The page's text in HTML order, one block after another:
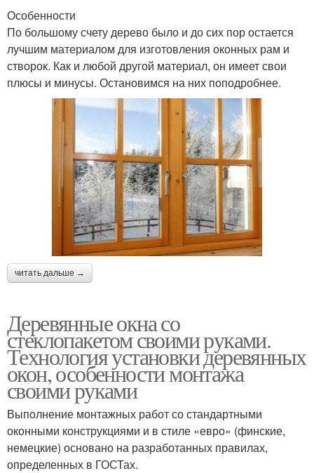
Особенности
По большому счету дерево было и до сих пор остается
лучшим материалом для изготовления оконных рам и
створок. Как и любой другой материал, он имеет свои
плюсы и минусы. Остановимся на них поподробнее.
читать дальше →
Деревянные окна со
стеклопакетом своими руками.
Технология установки деревянных
окон, особенности монтажа
своими руками
Выполнение монтажных работ со стандартными
оконными конструкциями и в стиле «евро» (финские,
немецкие) основано на разработанных правилах,
определенных в ГОСТах.